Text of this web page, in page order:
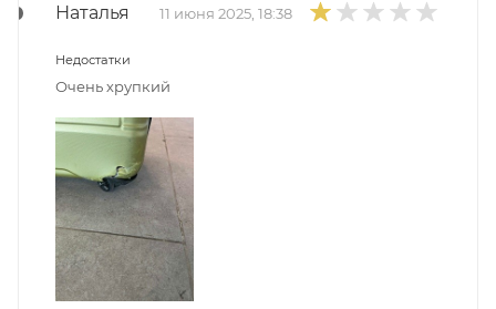
Наталья 11 июня 2025, 18:38
Недостатки
Очень хрупкий